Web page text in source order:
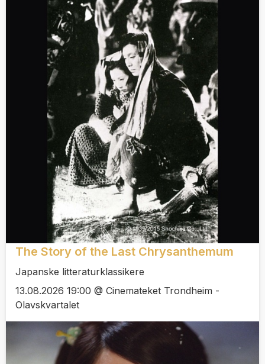
The Story of the Last Chrysanthemum
Japanske litteraturklassikere
13.08.2026 19:00 @ Cinemateket Trondheim -
Olavskvartalet